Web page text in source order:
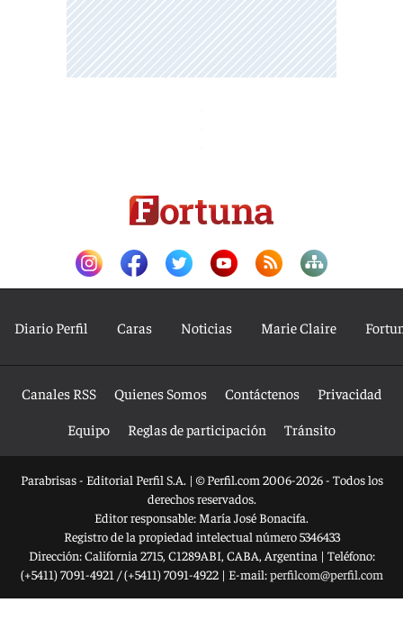
Diario Perfil Caras Noticias Marie Claire
Canales RSS Quienes Somos Contáctenos
Privacidad
Equipo
Reglas de participación Tránsito
Parabrisas - Editorial Perfil S.A. | © Perfil.com 2006-2026 - Todos los
derechos reservados.
Editor responsable: María José Bonacifa.
Registro de la propiedad intelectual número 5346433
Dirección:California 2715, C1289ABI, CABA, Argentina | Teléfono:
(+5411) 7091-4921 /(+5411) 7091-4922| E-mail:perfilcom@perfil.com